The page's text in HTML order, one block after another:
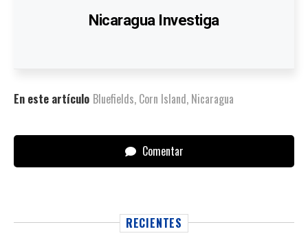
Nicaragua Investiga
En este artículo Bluefields, Corn Island, Nicaragua
Comentar
RECIENTES